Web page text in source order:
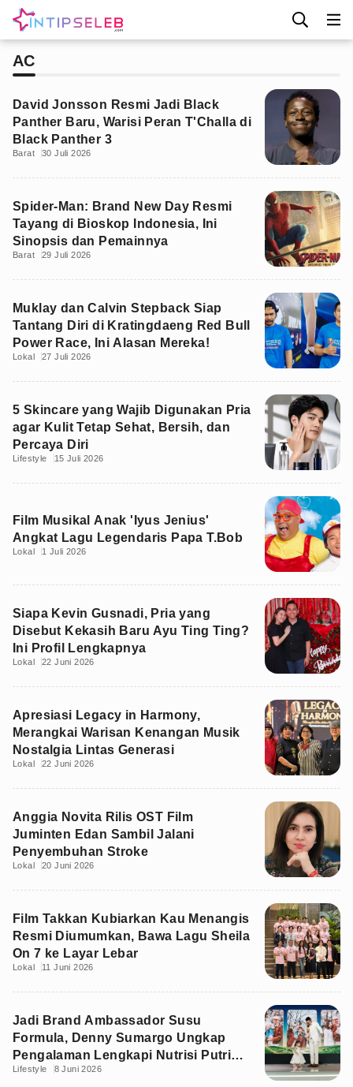
AC
David Jonsson Resmi Jadi Black
Panther Baru, Warisi Peran T'Challa di
Black Panther 3
Barat 30 Juli 2026
Spider-Man: Brand New Day Resmi
Tayang di Bioskop Indonesia, Ini
Sinopsis dan Pemainnya
Barat 29 Juli 2026
Muklay dan Calvin Stepback Siap
Tantang Diri di Kratingdaeng Red Bull
Power Race, Ini Alasan Mereka!
Lokal 27 Juli 2026
5 Skincare yang Wajib Digunakan Pria
agar Kulit Tetap Sehat, Bersih, dan
Percaya Diri
Lifestyle 15 Juli 2026
Film Musikal Anak 'Iyus Jenius'
Angkat Lagu Legendaris Papa T.Bob
Lokal 1 Juli 2026
Siapa Kevin Gusnadi, Pria yang
Disebut Kekasih Baru Ayu Ting Ting?
Ini Profil Lengkapnya
Lokal 22 Juni 2026
Apresiasi Legacy in Harmony,
Merangkai Warisan Kenangan Musik
Nostalgia Lintas Generasi
Lokal 22 Juni 2026
Anggia Novita Rilis OST Film
Juminten Edan Sambil Jalani
Penyembuhan Stroke
Lokal 20 Juni 2026
Film Takkan Kubiarkan Kau Menangis
Resmi Diumumkan, Bawa Lagu Sheila
On 7 ke Layar Lebar
Lokal 11 Juni 2026
Jadi Brand Ambassador Susu
Formula, Denny Sumargo Ungkap
Pengalaman Lengkapi Nutrisi Putri
Kecilnya
Lifestyle 8 Juni 2026